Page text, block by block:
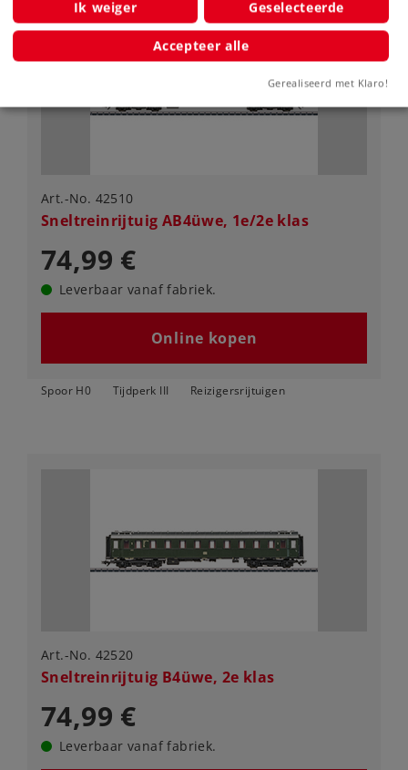
Art.-No. 42510
Sneltreinrijtuig AB4üwe, 1e/2e klas
74,99 €
Leverbaar vanaf fabriek.
Online kopen
Spoor H0 Tijdperk III Reizigersrijtuigen
Art.-No. 42520
Sneltreinrijtuig B4üwe, 2e klas
74,99 €
Leverbaar vanaf fabriek.
Ik weiger Geselecteerde
Accepteer alle
Gerealiseerd met Klaro!